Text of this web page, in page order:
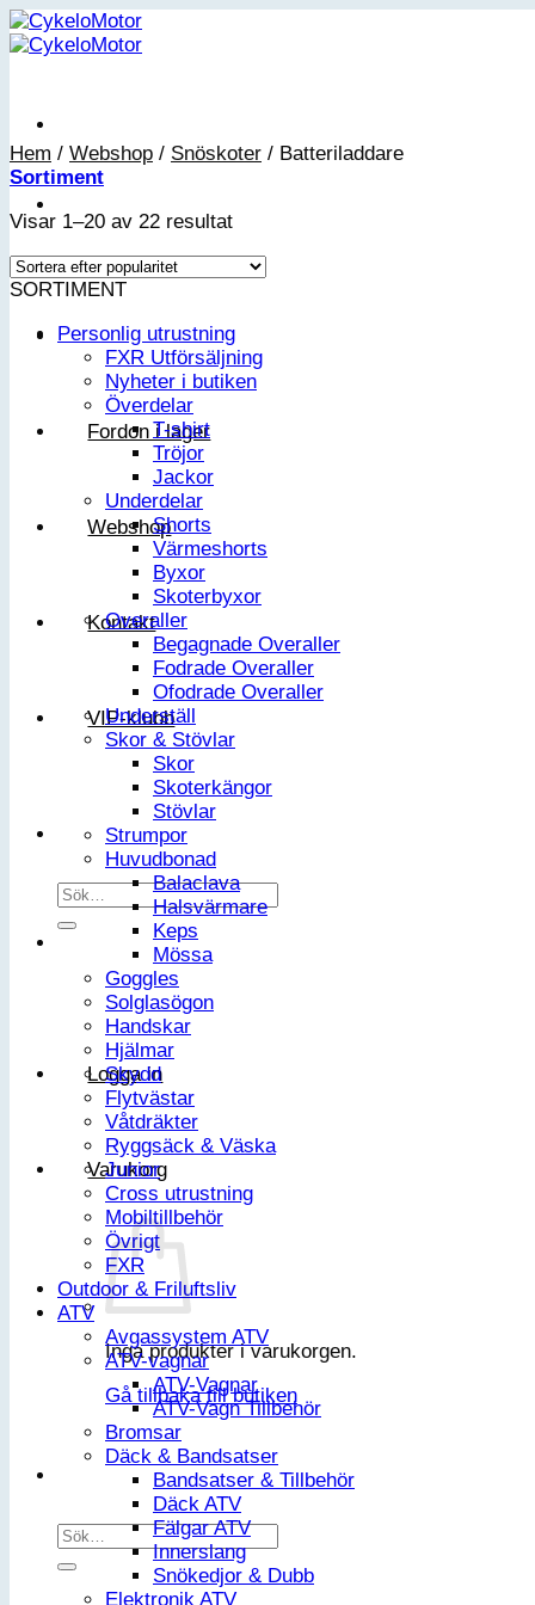
Skip
to
Fordon i lager
Webshop
Kontakt
VIP-klubb
Sök
efter:
Logga in
Varukorg
Inga produkter i varukorgen.
Gå tillbaka till butiken
Sök
Hem / Webshop / Snöskoter / Batteriladdare
Sortiment
Visar 1–20 av 22 resultatSortera
popularitet
SORTIMENT
Personlig utrustning
FXR Utförsäljning
Nyheter i butiken
Överdelar
T-shirt
Tröjor
Jackor
Underdelar
Shorts
Värmeshorts
Byxor
Skoterbyxor
Overaller
Begagnade Overaller
Fodrade Overaller
Ofodrade Overaller
Underställ
Skor & Stövlar
Skor
Skoterkängor
Stövlar
Strumpor
Huvudbonad
Balaclava
Halsvärmare
Keps
Mössa
Goggles
Solglasögon
Handskar
Hjälmar
Skydd
Flytvästar
Våtdräkter
Ryggsäck & Väska
Junior
Cross utrustning
Mobiltillbehör
Övrigt
FXR
Outdoor & Friluftsliv
ATV
Avgassystem ATV
ATV-vagnar
ATV-Vagnar
ATV-Vagn Tillbehör
Bromsar
Däck & Bandsatser
Bandsatser & Tillbehör
Däck ATV
Fälgar ATV
Innerslang
Snökedjor & Dubb
Elektronik ATV